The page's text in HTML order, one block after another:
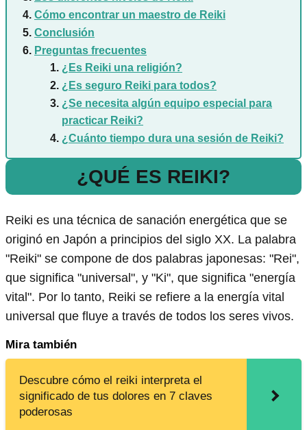
Cómo encontrar un maestro de Reiki
Conclusión
Preguntas frecuentes
¿Es Reiki una religión?
¿Es seguro Reiki para todos?
¿Se necesita algún equipo especial para
practicar Reiki?
¿Cuánto tiempo dura una sesión de Reiki?
¿QUÉ ES REIKI?
Reiki es una técnica de sanación energética que se
originó en Japón a principios del siglo XX. La palabra
"Reiki" se compone de dos palabras japonesas: "Rei",
que significa "universal", y "Ki", que significa "energía
vital". Por lo tanto, Reiki se refiere a la energía vital
universal que fluye a través de todos los seres vivos.
Mira también
Descubre cómo el reiki interpreta el
significado de tus dolores en 7 claves
poderosas